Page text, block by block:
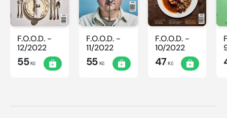
F.O.O.D. -
12/2022
55Kč
F.O.O.D. -
11/2022
55Kč
F.O.O.D. -
10/2022
47Kč